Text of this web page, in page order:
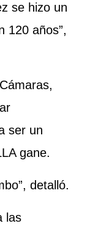
se hizo un
120 años”,
ser un
gane.
detalló.
las